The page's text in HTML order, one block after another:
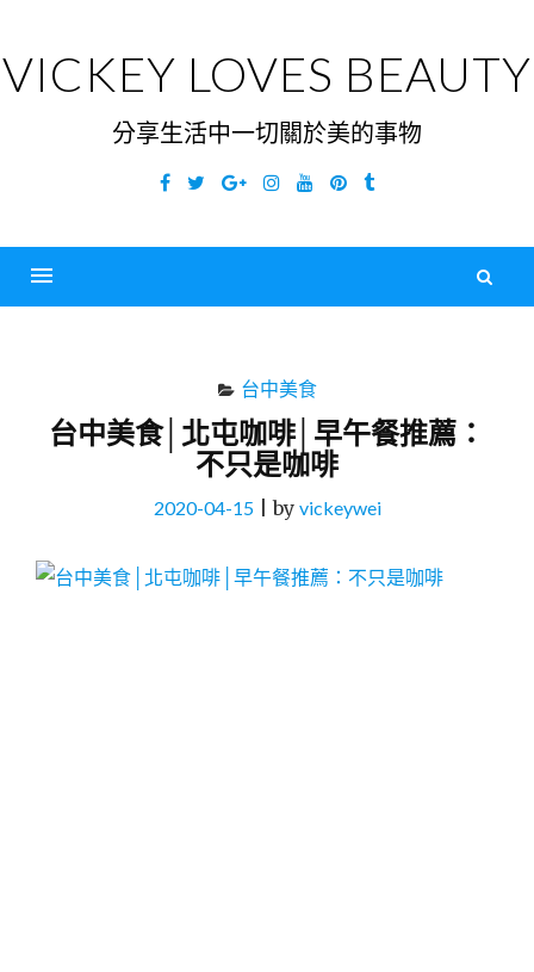
content
VICKEY LOVES BEAUTY
分享生活中一切關於美的事物
Facebook
TwitterGoogleInstagramYouTubePinterest
Tumblr
台中美食
台中美食│北屯咖啡│早午餐推薦：
不只是咖啡
2020-04-15|by vickeywei